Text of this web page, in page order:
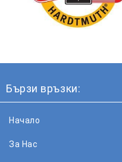
Бързи връзки:
Начало
За Нас